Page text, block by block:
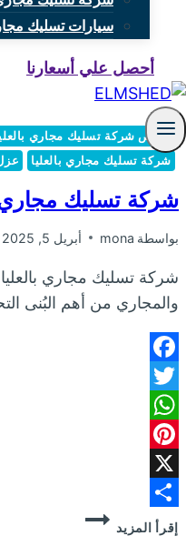
سيارات تسليك
أحصل علي أسعارنا
أرخص شركة تسليك مجاري
شركة تسليك مجاري بالعليا
شركة تسليك مجاري
بواسطة mona أبريل 5, 2025
شركة تسليك مجاري
والمجاري من أهم البُنى
Facebook
Twitter
WhatsApp
Pinterest
X
Share
إقرأ المزيد
شركة
تسليك